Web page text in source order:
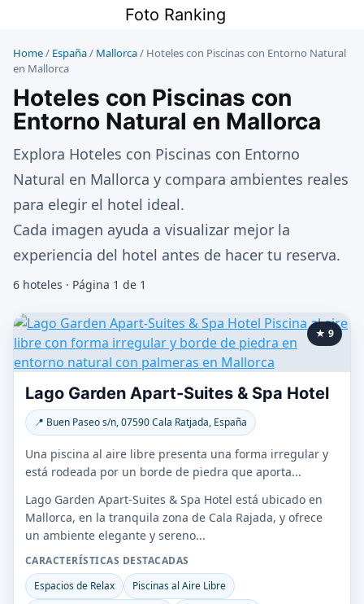
contenido
Foto Ranking
Home/ España/ Mallorca/ Hoteles con Piscinas con Entorno Natural
en Mallorca
Hoteles con Piscinas con
Entorno Natural en Mallorca
Explora Hoteles con Piscinas con Entorno
Natural en Mallorca y compara ambientes reales
para elegir el hotel ideal.
Cada imagen ayuda a visualizar mejor la
experiencia del hotel antes de hacer tu reserva.
6 hoteles · Página 1 de 1
★ 9
Lago Garden Apart-Suites & Spa Hotel
📍 Buen Paseo s/n, 07590 Cala Ratjada, España
Una piscina al aire libre presenta una forma irregular y
está rodeada por un borde de piedra que aporta...
Lago Garden Apart-Suites & Spa Hotel está ubicado en
Mallorca, en la tranquila zona de Cala Rajada, y ofrece
un ambiente elegante y sereno...
CARACTERÍSTICAS DESTACADAS
Espacios de Relax
Piscinas al Aire Libre